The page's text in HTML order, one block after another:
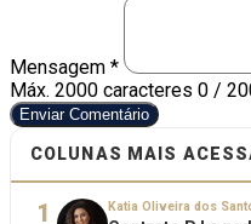
Mensagem *
Máx. 2000 caracteres 0 /
Enviar Comentário
COLUNAS MAIS
1 Katia Oliveira dos